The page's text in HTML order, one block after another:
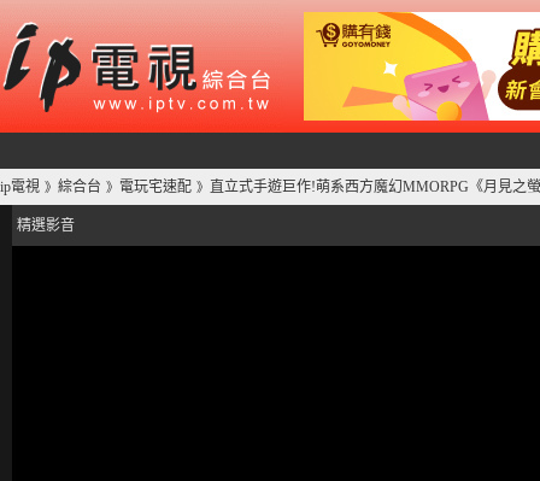
ip電視 》 綜合台 》 電玩宅速配 》 直立式手遊巨作!萌系西方魔幻MMORPG《月見之
精選影音